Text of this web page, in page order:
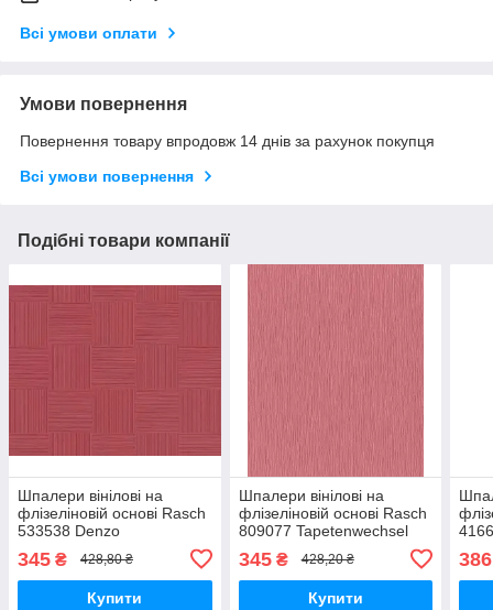
Всі умови оплати
Умови повернення
Повернення товару впродовж 14 днів за рахунок покупця
Всі умови повернення
Подібні товари компанії
Шпалери вінілові на
флізеліновій основі Rasch
533538 Denzo
(0,53х10,05м), Червоний,
Червоний
345 ₴ 428,80 ₴
Купити
Шпалери вінілові на
флізеліновій основі Rasch
809077 Tapetenwechsel
(0,53х10,05м), Червоний,
Червоний
345₴ 428,20 ₴
Купити
386